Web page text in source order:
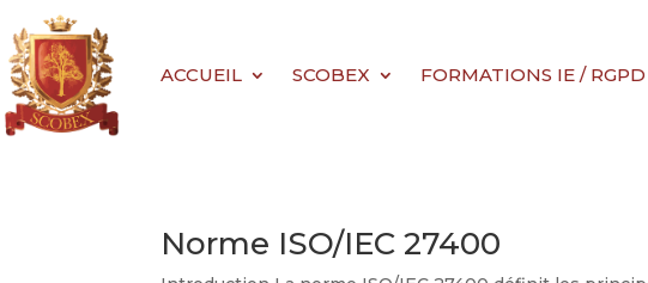
ACCUEIL SCOBEX FORMATIONS IE /
Norme ISO/IEC 27400